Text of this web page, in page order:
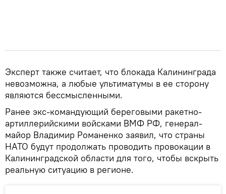
Эксперт также считает, что блокада Калининграда
невозможна, а любые ультиматумы в ее сторону
являются бессмысленными.
Ранее экс-командующий береговыми ракетно-
артиллерийскими войсками ВМФ РФ, генерал-
майор Владимир Романенко заявил, что страны
НАТО будут продолжать проводить провокации в
Калининградской области для того, чтобы вскрыть
реальную ситуацию в регионе.